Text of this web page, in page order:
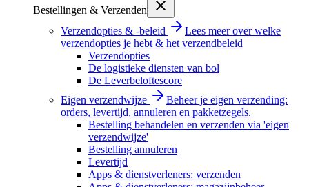
Bestellingen & Verzenden
Verzendopties & -beleid
Lees meer over welke
verzendopties je hebt & het verzendbeleid
Verzendopties
De logistieke diensten van bol
De Leverbeloftescore
Eigen verzendwijze
Beheer je eigen verzending:
orders, levertijd, annuleren en pakketzegels.
Bestelling behandelen en verzenden via 'eigen
verzendwijze'
Bestelling annuleren
Levertijd
Apps & dienstverleners: verzenden